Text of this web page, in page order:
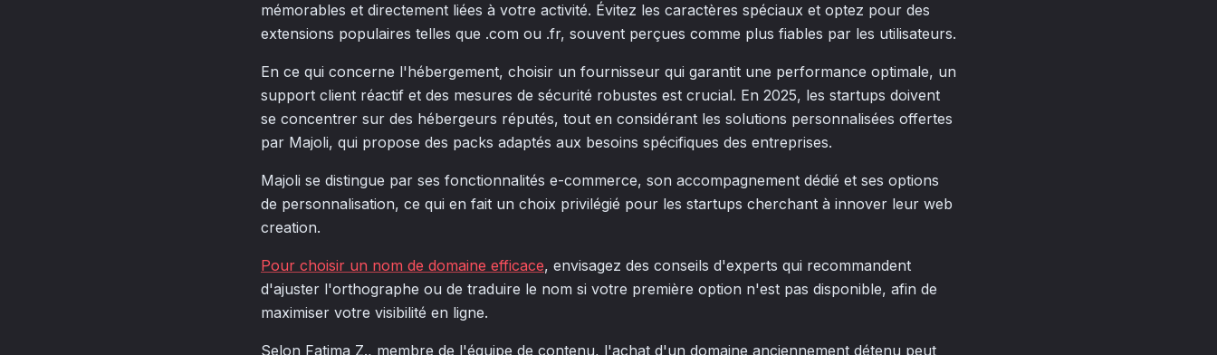
mémorables et directement liées à votre activité. Évitez les caractères spéciaux et optez pour des
extensions populaires telles que .com ou .fr, souvent perçues comme plus fiables par les utilisateurs.
En ce qui concerne l'hébergement, choisir un fournisseur qui garantit une performance optimale, un
support client réactif et des mesures de sécurité robustes est crucial. En 2025, les startups doivent
se concentrer sur des hébergeurs réputés, tout en considérant les solutions personnalisées offertes
par Majoli, qui propose des packs adaptés aux besoins spécifiques des entreprises.
Majoli se distingue par ses fonctionnalités e-commerce, son accompagnement dédié et ses options
de personnalisation, ce qui en fait un choix privilégié pour les startups cherchant à innover leur web
creation.
Pour choisir un nom de domaine efficace, envisagez des conseils d'experts qui recommandent
d'ajuster l'orthographe ou de traduire le nom si votre première option n'est pas disponible, afin de
maximiser votre visibilité en ligne.
Selon Fatima Z., membre de l'équipe de contenu, l'achat d'un domaine anciennement détenu peut